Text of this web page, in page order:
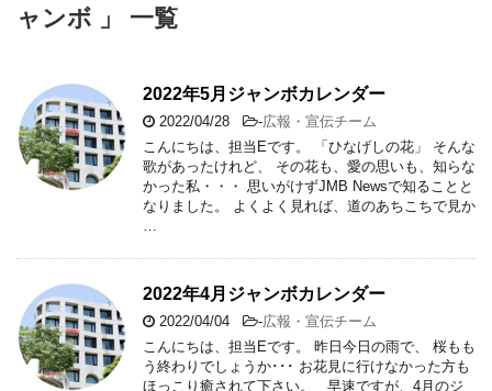
ャンボ 」 一覧
2022年5月ジャンボカレンダー
2022/04/28 -広報・宣伝チーム
こんにちは、担当Eです。 「ひなげしの花」 そんな
歌があったけれど、 その花も、愛の思いも、知らな
かった私・・・ 思いがけずJMB Newsで知ることと
なりました。 よくよく見れば、道のあちこちで見か
…
2022年4月ジャンボカレンダー
2022/04/04 -広報・宣伝チーム
こんにちは、担当Eです。 昨日今日の雨で、 桜もも
う終わりでしょうか･･･ お花見に行けなかった方も
ほっこり癒されて下さい。 早速ですが、4月のジ